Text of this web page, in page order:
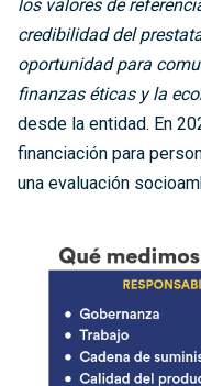
los valores de
credibilidad del
oportunidad para
finanzas éticas y la
desde la entidad. En
financiación para
una evaluación